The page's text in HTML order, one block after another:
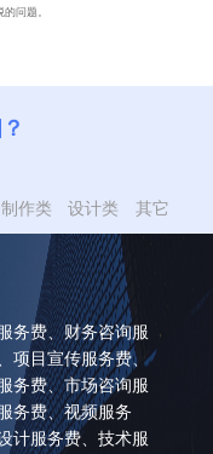
问题。
制作类 设计类 其它
费、财务咨询服
项目宣传服务费、
务费、市场咨询服
务费、视频服务
计服务费、技术服